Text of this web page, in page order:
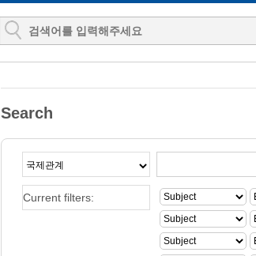
Search
Current filters: